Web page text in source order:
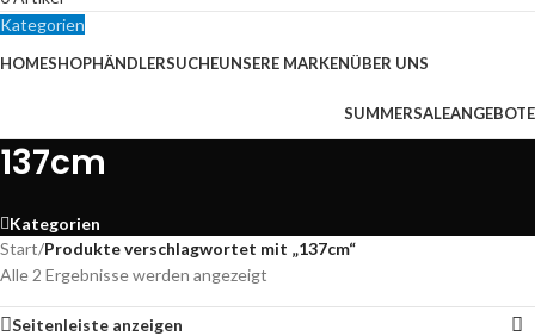
Kategorien
HOMESHOPHÄNDLERSUCHEUNSERE MARKENÜBER UNS
SUMMERSALEANGEBOTE
137cm
Kategorien
Start/Produkte verschlagwortet mit „137cm“
Alle 2 Ergebnisse werden angezeigt
Seitenleiste anzeigen